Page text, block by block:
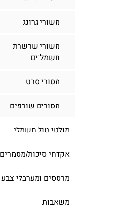
משורי גרונג
משורי שרשרת
חשמליים
מסורי סרט
מסורים שורפים
מולטי טול חשמלי
אקדחי סיכות/מסמרים
מרססים ומערבלי צבע
משאבות